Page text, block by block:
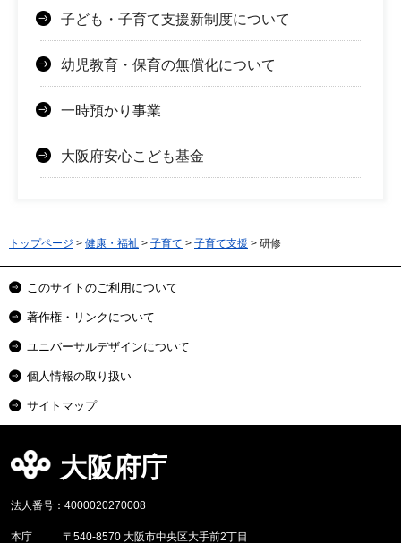
子ども・子育て支援新制度について
幼児教育・保育の無償化について
一時預かり事業
大阪府安心こども基金
トップページ > 健康・福祉 > 子育て > 子育て支援 > 研修
このサイトのご利用について
著作権・リンクについて
ユニバーサルデザインについて
個人情報の取り扱い
サイトマップ
大阪府庁
法人番号：4000020270008
本庁 〒540-8570 大阪市中央区大手前2丁目